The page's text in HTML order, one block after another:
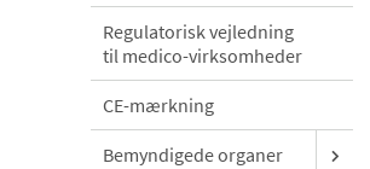
Regulatorisk vejledning
til medico-virksomheder
CE-mærkning
Bemyndigede organer